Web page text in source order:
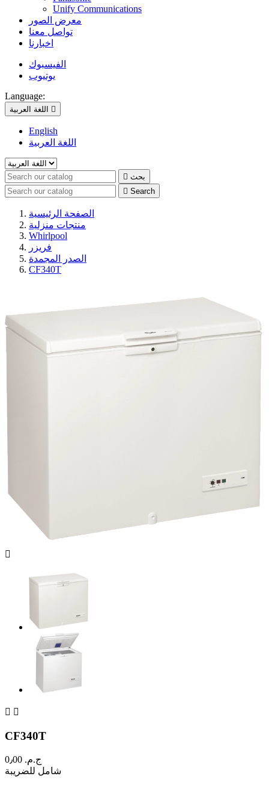
Unify Communications
معرض الصور
تواصل معنا
اخبارنا
الفيسبوك
يوتيوب
Language:
اللغة العربية 
English
اللغة العربية
 بحث
 Search
الصفحة الرئيسية
منتجات منزلية
Whirlpool
فريزر
الصدر المجمدة
CF340T

 
CF340T
ج.م.‏ 0٫00
شامل للضريبة